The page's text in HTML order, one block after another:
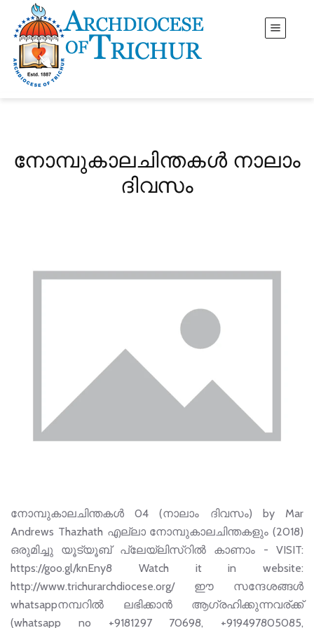
നോമ്പുകാലചിന്തകൾ നാലാം
ദിവസം
നോമ്പുകാലചിന്തകൾ 04 (നാലാം ദിവസം) by Mar
Andrews Thazhath എല്ലാ നോമ്പുകാലചിന്തകളും (2018)
ഒരുമിച്ചു യൂട്യൂബ് പ്ലേയ്‌ലിസ്റിൽ കാണാം - VISIT:
https://goo.gl/knEny8 Watch it in website:
http://www.trichurarchdiocese.org/ ഈ സന്ദേശങ്ങള്‍
whatsappനമ്പറില്‍ ലഭിക്കാന്‍ ആഗ്രഹിക്കുന്നവര്ക്ക്
(whatsapp no +9181297 70698, +919497805085,